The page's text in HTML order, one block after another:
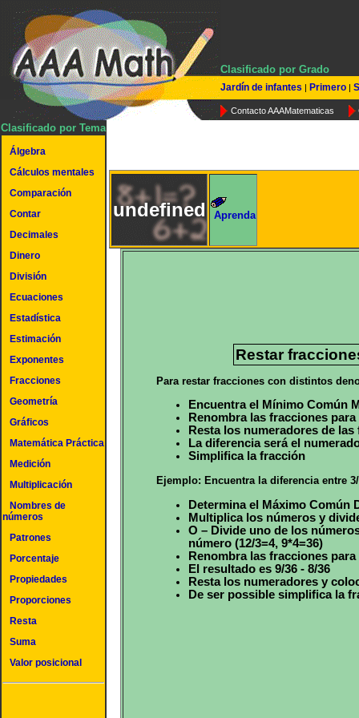
Clasificado por Grado
Jardín de infantes | Primero |
Contacto AAAMatematicas
Clasificado por Tema
Álgebra
Cálculos mentales
Comparación
Contar
Decimales
Dinero
División
Ecuaciones
Estadística
Estimación
Exponentes
Fracciones
Geometría
Gráficos
Matemática Práctica
Medición
Multiplicación
Nombres de
números
Patrones
Porcentaje
Propiedades
Proporciones
Resta
Suma
Valor posicional
undefined Aprenda
Restar
Para restar fracciones con distintos
Encuentra el Mínimo Común
Renombra las fracciones
Resta los numeradores de
La diferencia será el
Simplifica la fracción
Ejemplo: Encuentra la diferencia entre
Determina el Máximo Común
Multiplica los números y
O – Divide uno de los
número (12/3=4, 9*4=36)
Renombra las fracciones
El resultado es 9/36 - 8/36
Resta los numeradores y
De ser possible simplifica la